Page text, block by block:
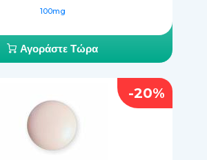
100mg
Αγοράστε Τώρα
-20%